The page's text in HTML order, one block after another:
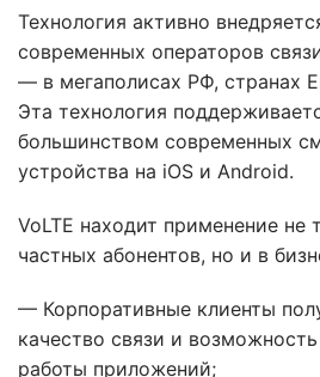
Технология активно
современных операторов
— в мегаполисах РФ, странах
Эта технология
большинством современных
устройства на iOS и Android.
VoLTE находит применение не
частных абонентов, но и в
— Корпоративные клиенты
качество связи и
работы приложений;